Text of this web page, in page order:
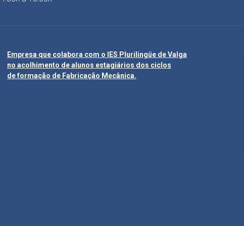
Empresa que colabora com o IES Plurilingüe de Valga
no acolhimento de alunos estagiários dos ciclos
de formação de Fabricação Mecânica.